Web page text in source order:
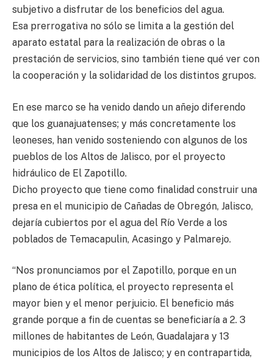
subjetivo a disfrutar de los beneficios del agua.
Esa prerrogativa no sólo se limita a la gestión del
aparato estatal para la realización de obras o la
prestación de servicios, sino también tiene qué ver con
la cooperación y la solidaridad de los distintos grupos.
En ese marco se ha venido dando un añejo diferendo
que los guanajuatenses; y más concretamente los
leoneses, han venido sosteniendo con algunos de los
pueblos de los Altos de Jalisco, por el proyecto
hidráulico de El Zapotillo.
Dicho proyecto que tiene como finalidad construir una
presa en el municipio de Cañadas de Obregón, Jalisco,
dejaría cubiertos por el agua del Río Verde a los
poblados de Temacapulin, Acasingo y Palmarejo.
“Nos pronunciamos por el Zapotillo, porque en un
plano de ética política, el proyecto representa el
mayor bien y el menor perjuicio. El beneficio más
grande porque a fin de cuentas se beneficiaría a 2. 3
millones de habitantes de León, Guadalajara y 13
municipios de los Altos de Jalisco; y en contrapartida,